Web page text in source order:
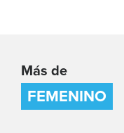
Más de
FEMENINO